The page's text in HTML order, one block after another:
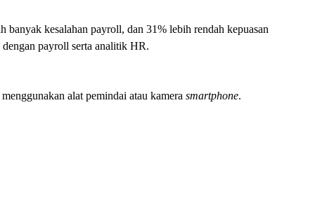
kesalahan payroll, dan 31% lebih rendah kepuasan
payroll serta analitik HR.
alat pemindai atau kamera smartphone.